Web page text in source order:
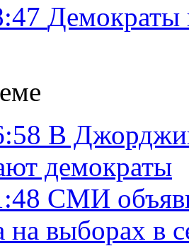
Демократы
В
демократы
СМИ
на выборах